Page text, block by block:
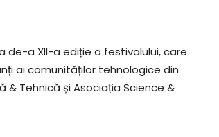
de-a XII-a ediție a festivalului, care
ai comunităților tehnologice din
Tehnică și Asociația Science &